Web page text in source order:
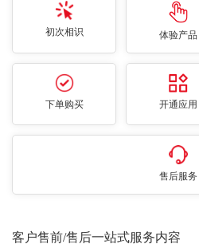
初次相识 体验产品
下单购买 开通应用
售后服务
客户售前/售后一站式服务内容